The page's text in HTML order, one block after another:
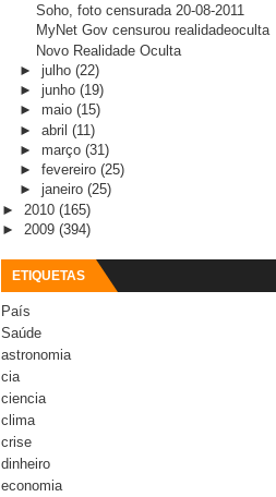
Soho, foto censurada 20-08-2011
MyNet Gov censurou realidadeoculta
Novo Realidade Oculta
► julho (22)
► junho (19)
► maio (15)
► abril (11)
► março (31)
► fevereiro (25)
► janeiro (25)
► 2010 (165)
► 2009 (394)
ETIQUETAS
País
Saúde
astronomia
cia
ciencia
clima
crise
dinheiro
economia